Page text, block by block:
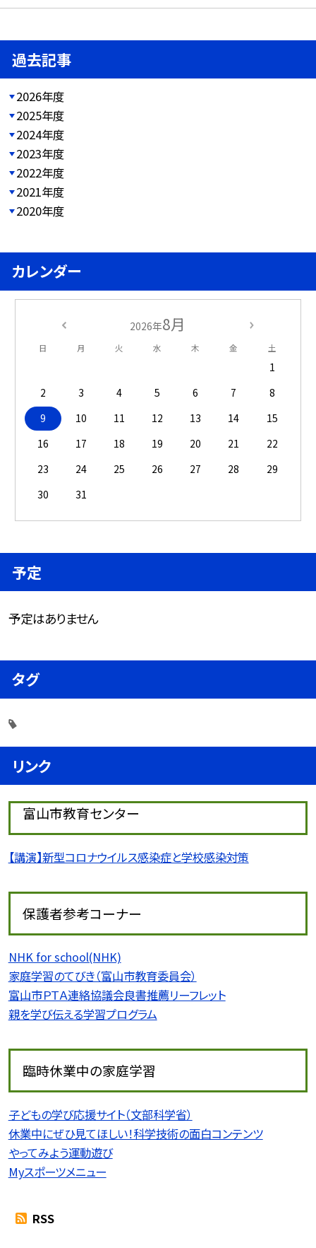
過去記事
2026年度
2025年度
2024年度
2023年度
2022年度
2021年度
2020年度
カレンダー
2026年8月
日 月 火 水 木 金 土
1
2
3 4 5 6 7
8
9
10 11 12 13 14
15
16
17 18 19 20 21
22
23
24 25 26 27 28
29
30
31
予定
予定はありません
タグ
リンク
富山市教育センター
【講演】新型コロナウイルス感染症と学校感染対策
保護者参考コーナー
NHK for school(NHK)
家庭学習のてびき（富山市教育委員会）
富山市ＰＴＡ連絡協議会良書推薦リーフレット
親を学び伝える学習プログラム
臨時休業中の家庭学習
子どもの学び応援サイト（文部科学省）
休業中にぜひ見てほしい！科学技術の面白コンテンツ
やってみよう運動遊び
Myスポーツメニュー
RSS